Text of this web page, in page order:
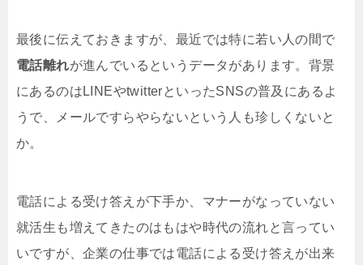
最後に伝えておきますが、最近では特に若い人の間で
電話離れが進んでいるというデータがあります。背景
にあるのはLINEやtwitterといったSNSの普及にあるよ
うで、メールですらやらないという人も珍しくないと
か。
電話による受け答えが下手か、マナーがなっていない
就活生も増えてきたのはもはや時代の流れと言ってい
いですが、企業の仕事では電話による受け答えが出来